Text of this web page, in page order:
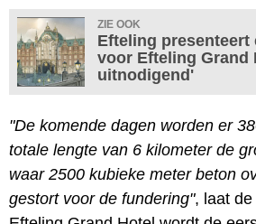
ZIE OOK
Efteling presenteert
voor Efteling Grand
uitnodigend'
"De komende dagen worden er
totale lengte van 6 kilometer de
waar 2500 kubieke meter beton
gestort voor de fundering", laat